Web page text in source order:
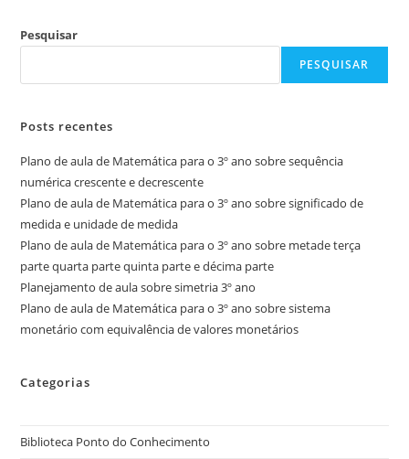
Pesquisar
PESQUISAR
Posts recentes
Plano de aula de Matemática para o 3º ano sobre sequência
numérica crescente e decrescente
Plano de aula de Matemática para o 3º ano sobre significado de
medida e unidade de medida
Plano de aula de Matemática para o 3º ano sobre metade terça
parte quarta parte quinta parte e décima parte
Planejamento de aula sobre simetria 3º ano
Plano de aula de Matemática para o 3º ano sobre sistema
monetário com equivalência de valores monetários
Categorias
Biblioteca Ponto do Conhecimento